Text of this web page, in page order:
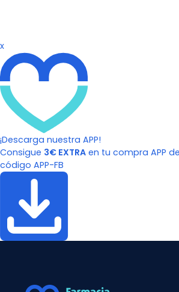
x
¡Descarga nuestra APP!
Consigue 3€ EXTRA en tu compra APP
código APP-FB